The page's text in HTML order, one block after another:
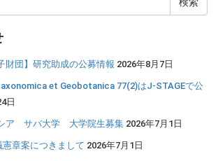
財団】研究助成の公募情報 2026年8月7日
et Geobotanica 77(2)はJ-STAGEで公
日
ア サバ大学 大学院生募集 2026年7月1日
章案につきまして 2026年7月1日